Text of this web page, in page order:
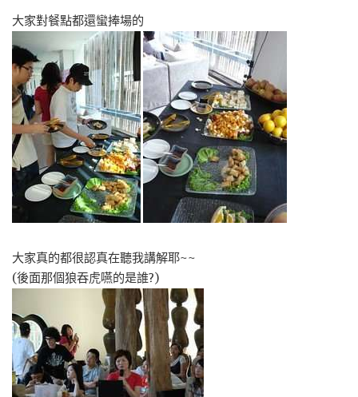
大家對餐點都還蠻捧場的
大家真的都很認真在聽我講解耶~~
(後面那個狼吞虎嚥的是誰?)